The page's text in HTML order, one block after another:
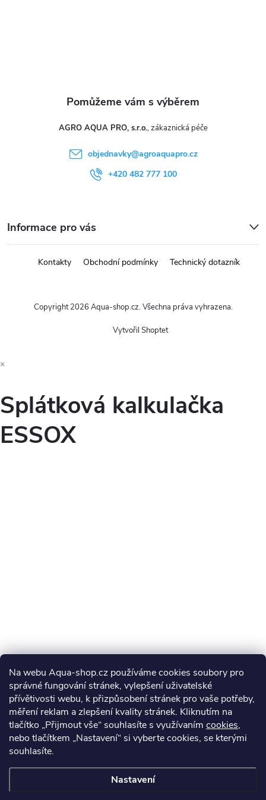
Na webu Aqua-shop.cz používáme cookies soubory pro
správné fungování stránek, vylepšení uživatelské
přívětivosti webu, k přizpůsobení stránek pro vaše potřeby,
měření reklam a zlepšení kvality stránek. Kliknutím na
tlačítko „Přijmout vše“ souhlasíte s využívaním cookies,
nebo tlačítkem „Nastavení“ si vyberte cookies, se kterými
souhlasíte.
Nastavení
AGRO AQUA PRO, s.r.o.
objednavky@agroaquapro.cz
+420 482 777 100
Informace pro vás
Kontakty Obchodní podmínky Technický dotazník
Vytvořil Shoptet
Copyright 2026 Aqua-shop.cz. Všechna práva vyhrazena.
×
Splátková kalkulačka
ESSOX